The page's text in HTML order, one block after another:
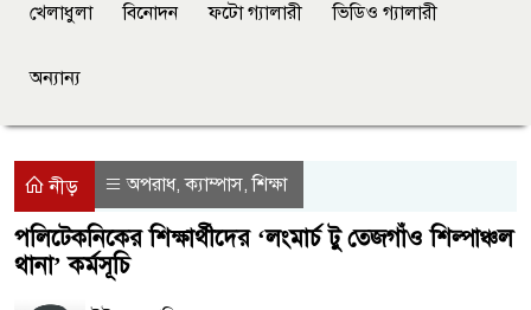
খেলাধুলা বিনোদন ফটো গ্যালারী ভিডিও গ্যালারী
অন্যান্য
নীড় অপরাধ,ক্যাম্পাস,শিক্ষা
পলিটেকনিকের শিক্ষার্থীদের ‘লংমার্চ টু তেজগাঁও শিল্পাঞ্চল
থানা’ কর্মসূচি